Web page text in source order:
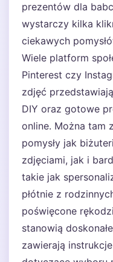
prezentów dla
wystarczy kilka
ciekawych
Wiele platform
Pinterest czy
zdjęć
DIY oraz gotowe
online. Można tam
pomysły jak
zdjęciami, jak i
takie jak
płótnie z
poświęcone
stanowią
zawierają